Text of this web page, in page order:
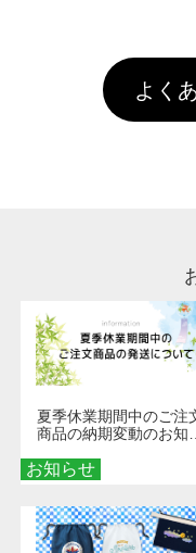
頂いても
クにカウ
害な性質
お手数で
していた
通常注文
引」など
場合は送
い。
よく
お知らせ
夏季休業期間中のご注
商品の納期変動のお知ら